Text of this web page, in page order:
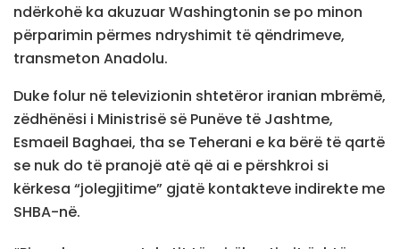
ndërkohë ka akuzuar Washingtonin se po minon
përparimin përmes ndryshimit të qëndrimeve,
transmeton Anadolu.
Duke folur në televizionin shtetëror iranian mbrëmë,
zëdhënësi i Ministrisë së Punëve të Jashtme,
Esmaeil Baghaei, tha se Teherani e ka bërë të qartë
se nuk do të pranojë atë që ai e përshkroi si
kërkesa “jolegjitime” gjatë kontakteve indirekte me
SHBA-në.